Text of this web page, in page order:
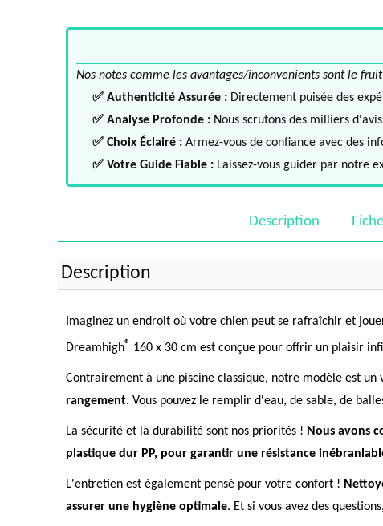
Nos notes comme les avantages/inconvenients sont le
✅ Authenticité Assurée : Directement puisée des
✅ Analyse Profonde : Nous scrutons des milliers
✅ Choix Éclairé : Armez-vous de confiance avec des
✅ Votre Guide Fiable : Laissez-vous guider par notre
Description
Description
Imaginez un endroit où votre chien peut se rafraîchir et
Dreamhigh® 160 x 30 cm est conçue pour offrir un plaisir
Contrairement à une piscine classique, notre modèle est un
rangement. Vous pouvez le remplir d'eau, de sable, de
La sécurité et la durabilité sont nos priorités ! Nous avons
plastique dur PP, pour garantir une résistance
L'entretien est également pensé pour votre confort !
assurer une hygiène optimale. Et si vous avez des